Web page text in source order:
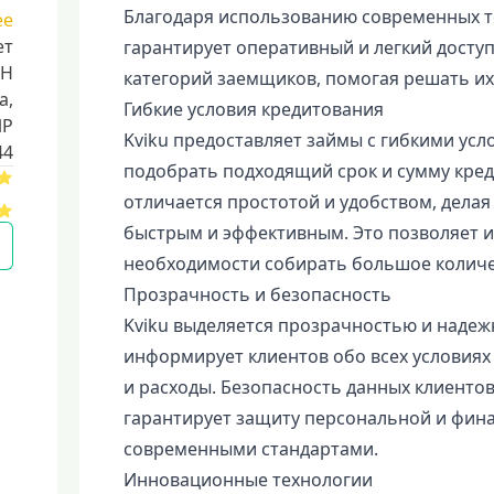
Благодаря использованию современных
гарантирует оперативный и легкий
категорий заемщиков, помогая решать
Гибкие условия кредитования
Kviku предоставляет займы с гибкими
подобрать подходящий срок и сумму
отличается простотой и удобством,
быстрым и эффективным. Это позволяет
необходимости собирать большое
Прозрачность и безопасность
Kviku выделяется прозрачностью и
информирует клиентов обо всех
и расходы. Безопасность данных
гарантирует защиту персональной и
современными стандартами.
Инновационные технологии